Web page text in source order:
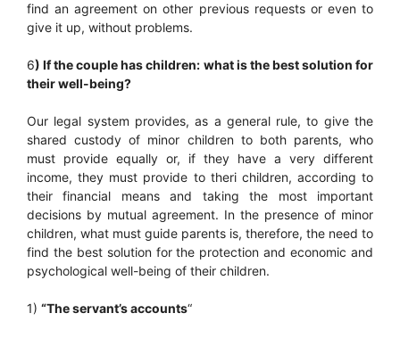
find an agreement on other previous requests or even to
give it up, without problems.
6) If the couple has children: what is the best solution for
their well-being?
Our legal system provides, as a general rule, to give the
shared custody of minor children to both parents, who
must provide equally or, if they have a very different
income, they must provide to theri children, according to
their financial means and taking the most important
decisions by mutual agreement. In the presence of minor
children, what must guide parents is, therefore, the need to
find the best solution for the protection and economic and
psychological well-being of their children.
1) “The servant’s accounts“